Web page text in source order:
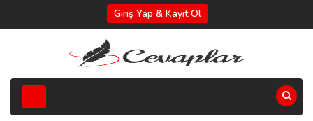
Giriş Yap & Kayıt Ol